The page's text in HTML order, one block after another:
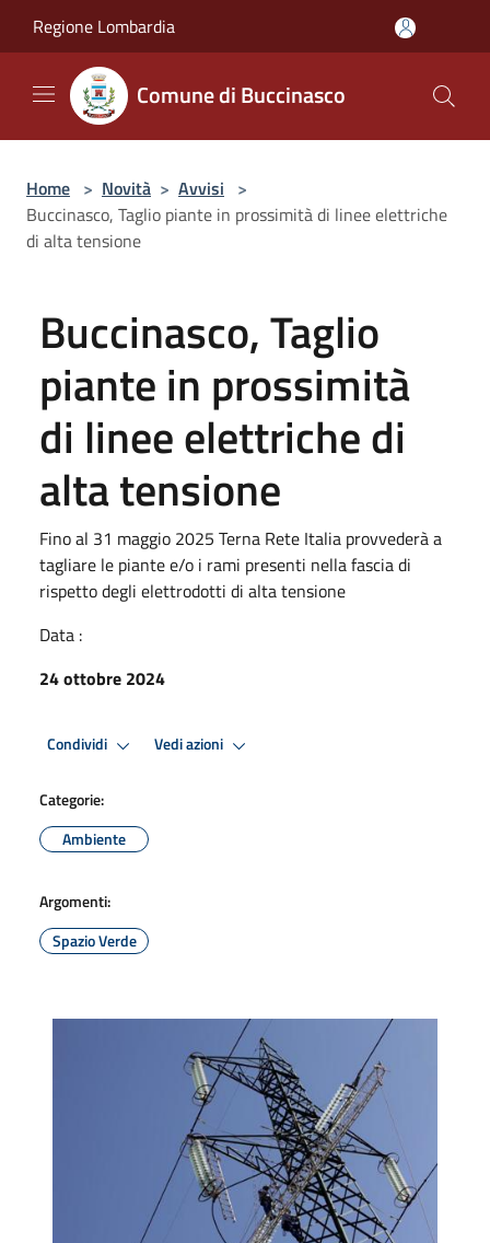
Regione Lombardia
Comune di Buccinasco
Home > Novità > Avvisi >
Buccinasco, Taglio piante in prossimità di linee elettriche
di alta tensione
Buccinasco, Taglio
piante in prossimità
di linee elettriche di
alta tensione
Fino al 31 maggio 2025 Terna Rete Italia provvederà a
tagliare le piante e/o i rami presenti nella fascia di
rispetto degli elettrodotti di alta tensione
Data :
24 ottobre 2024
Condividi Vedi azioni
Categorie:
Ambiente
Argomenti:
Spazio Verde